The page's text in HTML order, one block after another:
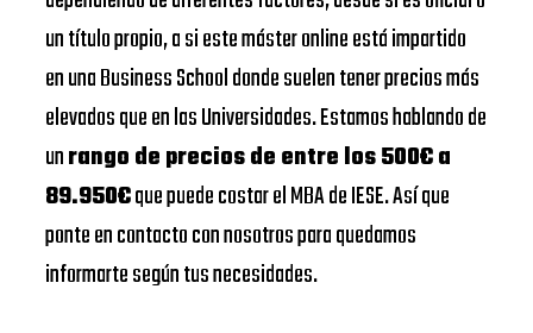
un título propio, a si este máster online está impartido
en una Business School donde suelen tener precios más
elevados que en las Universidades. Estamos hablando de
unrango de precios de entre los 500€ a
89.950€que puede costar el MBA de IESE. Así que
ponte en contacto con nosotros para quedamos
informarte según tus necesidades.